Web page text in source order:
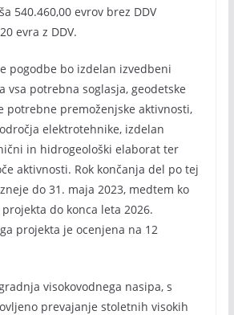
540.460,00 evrov brez DDV
evra z DDV.
pogodbe bo izdelan izvedbeni
vsa potrebna soglasja, geodetske
potrebne premoženjske aktivnosti,
elektrotehnike, izdelan
in hidrogeološki elaborat ter
aktivnosti. Rok končanja del po tej
do 31. maja 2023, medtem ko
do konca leta 2026.
projekta je ocenjena na 12
visokovodnega nasipa, s
prevajanje stoletnih visokih